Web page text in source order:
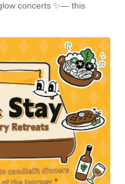
concerts ✨— this